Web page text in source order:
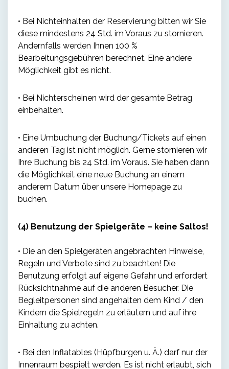
• Bei Nichteinhalten der Reservierung bitten wir Sie
diese mindestens 24 Std. im Voraus zu stornieren.
Andernfalls werden Ihnen 100 %
Bearbeitungsgebühren berechnet. Eine andere
Möglichkeit gibt es nicht.
• Bei Nichterscheinen wird der gesamte Betrag
einbehalten.
• Eine Umbuchung der Buchung/Tickets auf einen
anderen Tag ist nicht möglich. Gerne stornieren wir
Ihre Buchung bis 24 Std. im Voraus. Sie haben dann
die Möglichkeit eine neue Buchung an einem
anderem Datum über unsere Homepage zu
buchen.
(4) Benutzung der Spielgeräte – keine Saltos!
• Die an den Spielgeräten angebrachten Hinweise,
Regeln und Verbote sind zu beachten! Die
Benutzung erfolgt auf eigene Gefahr und erfordert
Rücksichtnahme auf die anderen Besucher. Die
Begleitpersonen sind angehalten dem Kind / den
Kindern die Spielregeln zu erläutern und auf ihre
Einhaltung zu achten.
• Bei den Inflatables (Hüpfburgen u. Ä.) darf nur der
Innenraum bespielt werden. Es ist nicht erlaubt, sich